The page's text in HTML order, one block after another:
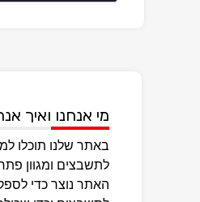
מי אנחנו ואיך
באתר שלנו תוכלו
לתשבצים ומגוון
האתר נוצר כדי